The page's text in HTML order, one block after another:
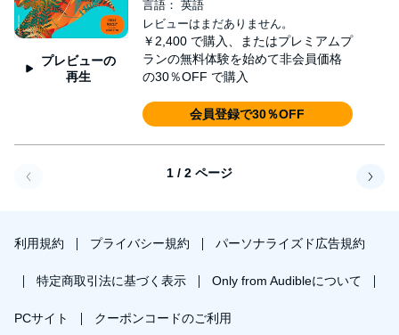
プレビューの
再生
言語： 英語
レビューはまだありません。
￥2,400 で購入、またはプレミアムプ
ランの無料体験を始めて非会員価格
の30％OFF で購入
会員登録で30％OFF
1 / 2 ページ
利用規約 プライバシー規約 パーソナライズド広告規約
特定商取引法に基づく表示 Only from Audibleについて
PCサイト クーポンコードのご利用